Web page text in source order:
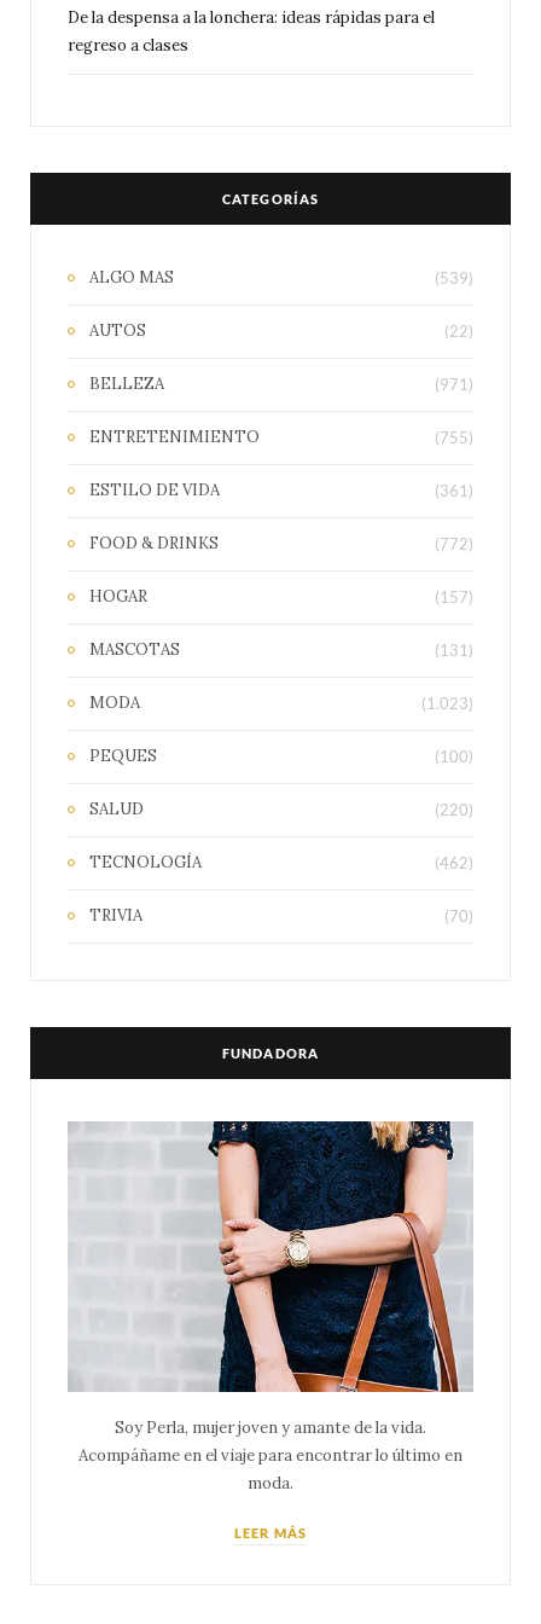
De la despensa a la lonchera: ideas rápidas para el
regreso a clases
CATEGORÍAS
ALGO MAS (539)
AUTOS (22)
BELLEZA (971)
ENTRETENIMIENTO (755)
ESTILO DE VIDA (361)
FOOD & DRINKS (772)
HOGAR (157)
MASCOTAS (131)
MODA (1.023)
PEQUES (100)
SALUD (220)
TECNOLOGÍA (462)
TRIVIA (70)
FUNDADORA
Soy Perla, mujer joven y amante de la vida.
Acompáñame en el viaje para encontrar lo último en
moda.
LEER MÁS